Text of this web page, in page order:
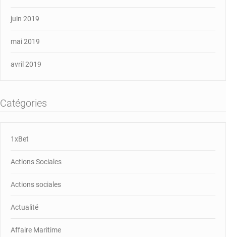
juin 2019
mai 2019
avril 2019
Catégories
1xBet
Actions Sociales
Actions sociales
Actualité
Affaire Maritime